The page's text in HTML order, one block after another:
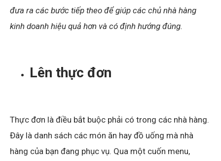
đưa ra các bước tiếp theo để giúp các chủ nhà hàng
kinh doanh hiệu quả hơn và có định hướng đúng.
Lên thực đơn
Thực đơn là điều bắt buộc phải có trong các nhà hàng.
Đây là danh sách các món ăn hay đồ uống mà nhà
hàng của bạn đang phục vụ. Qua một cuốn menu,